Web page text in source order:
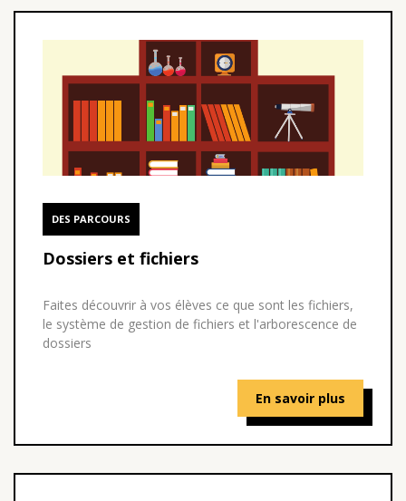
DES PARCOURS
Dossiers et fichiers
Faites découvrir à vos élèves ce que sont les fichiers,
le système de gestion de fichiers et l'arborescence de
dossiers
En savoir plus